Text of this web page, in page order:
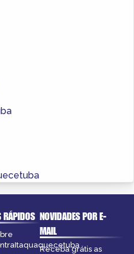
RÁPIDOS NOVIDADES POR E-
MAIL
Receba grátis as